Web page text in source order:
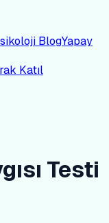
BlogYapay
Katıl
Testi